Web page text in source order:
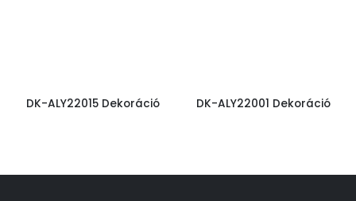
DK-ALY22015 Dekoráció DK-ALY22001 Dekoráció